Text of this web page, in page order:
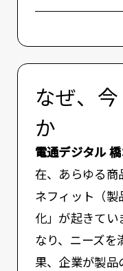
なぜ、
か
電通デジタル
在、あらゆる商
ネフィット（製
化」が起きてい
なり、ニーズを
果、企業が製品